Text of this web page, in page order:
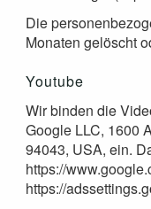
Die
Monaten gelöscht
Youtube
Wir binden die
Google LLC, 1600
94043, USA, ein.
https://
https://